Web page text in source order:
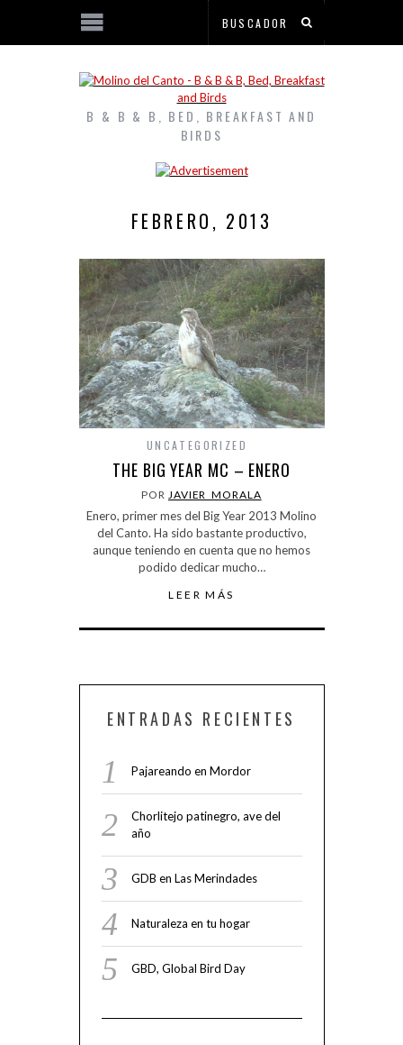
B & B & B, BED, BREAKFAST AND
BIRDS
FEBRERO, 2013
UNCATEGORIZED
THE BIG YEAR MC – ENERO
POR JAVIER_MORALA
Enero, primer mes del Big Year 2013 Molino
del Canto. Ha sido bastante productivo,
aunque teniendo en cuenta que no hemos
podido dedicar mucho…
LEER MÁS
ENTRADAS RECIENTES
Pajareando en Mordor
Chorlitejo patinegro, ave del
año
GDB en Las Merindades
Naturaleza en tu hogar
GBD, Global Bird Day